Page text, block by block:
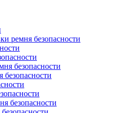
ремня безопасности
безопасности
безопасности